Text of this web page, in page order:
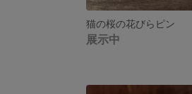
猫の桜の花びらピン
展示中